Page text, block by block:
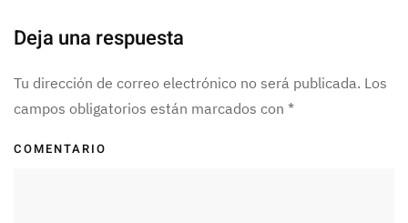
Deja una respuesta
Tu dirección de correo electrónico no será publicada. Los
campos obligatorios están marcados con *
COMENTARIO